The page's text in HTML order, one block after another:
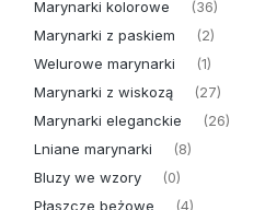
Marynarki kolorowe (36)
Marynarki z paskiem (2)
Welurowe marynarki (1)
Marynarki z wiskozą (27)
Marynarki eleganckie (26)
Lniane marynarki (8)
Bluzy we wzory (0)
Płaszcze beżowe (4)